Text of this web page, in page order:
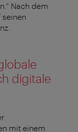
Nach dem
seinen
digitale
mit einem